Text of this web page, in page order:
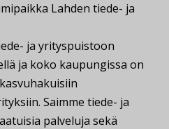
Lahden tiede- ja
ja yrityspuistoon
ja koko kaupungissa on
Saimme tiede- ja
palveluja sekä